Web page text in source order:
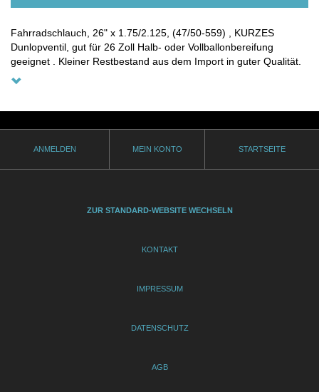
Fahrradschlauch, 26" x 1.75/2.125, (47/50-559) , KURZES
Dunlopventil, gut für 26 Zoll Halb- oder Vollballonbereifung
geeignet . Kleiner Restbestand aus dem Import in guter Qualität.
ANMELDEN MEIN KONTO STARTSEITE
ZUR STANDARD-WEBSITE WECHSELN
KONTAKT
IMPRESSUM
DATENSCHUTZ
AGB